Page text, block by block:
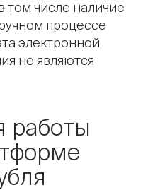
том числе наличие
процессе
электронной
не являются
работы